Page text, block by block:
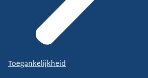
Toegankelijkheid